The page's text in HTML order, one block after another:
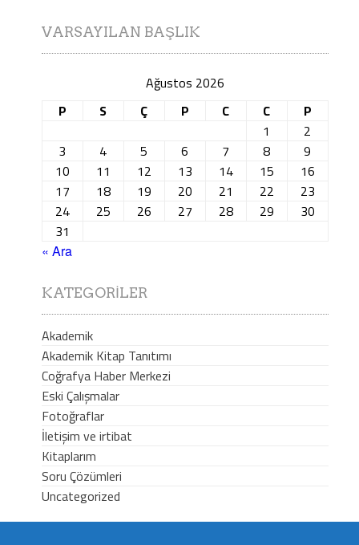
VARSAYILAN BAŞLIK
Ağustos 2026
P
S Ç P C C
P
1
2
3
4 5 6 7 8
9
10
11 12 13 14 15
16
17
18 19 20 21 22
23
24
25 26 27 28 29
30
31
« Ara
KATEGORILER
Akademik
Akademik Kitap Tanıtımı
Coğrafya Haber Merkezi
Eski Çalışmalar
Fotoğraflar
İletişim ve irtibat
Kitaplarım
Soru Çözümleri
Uncategorized